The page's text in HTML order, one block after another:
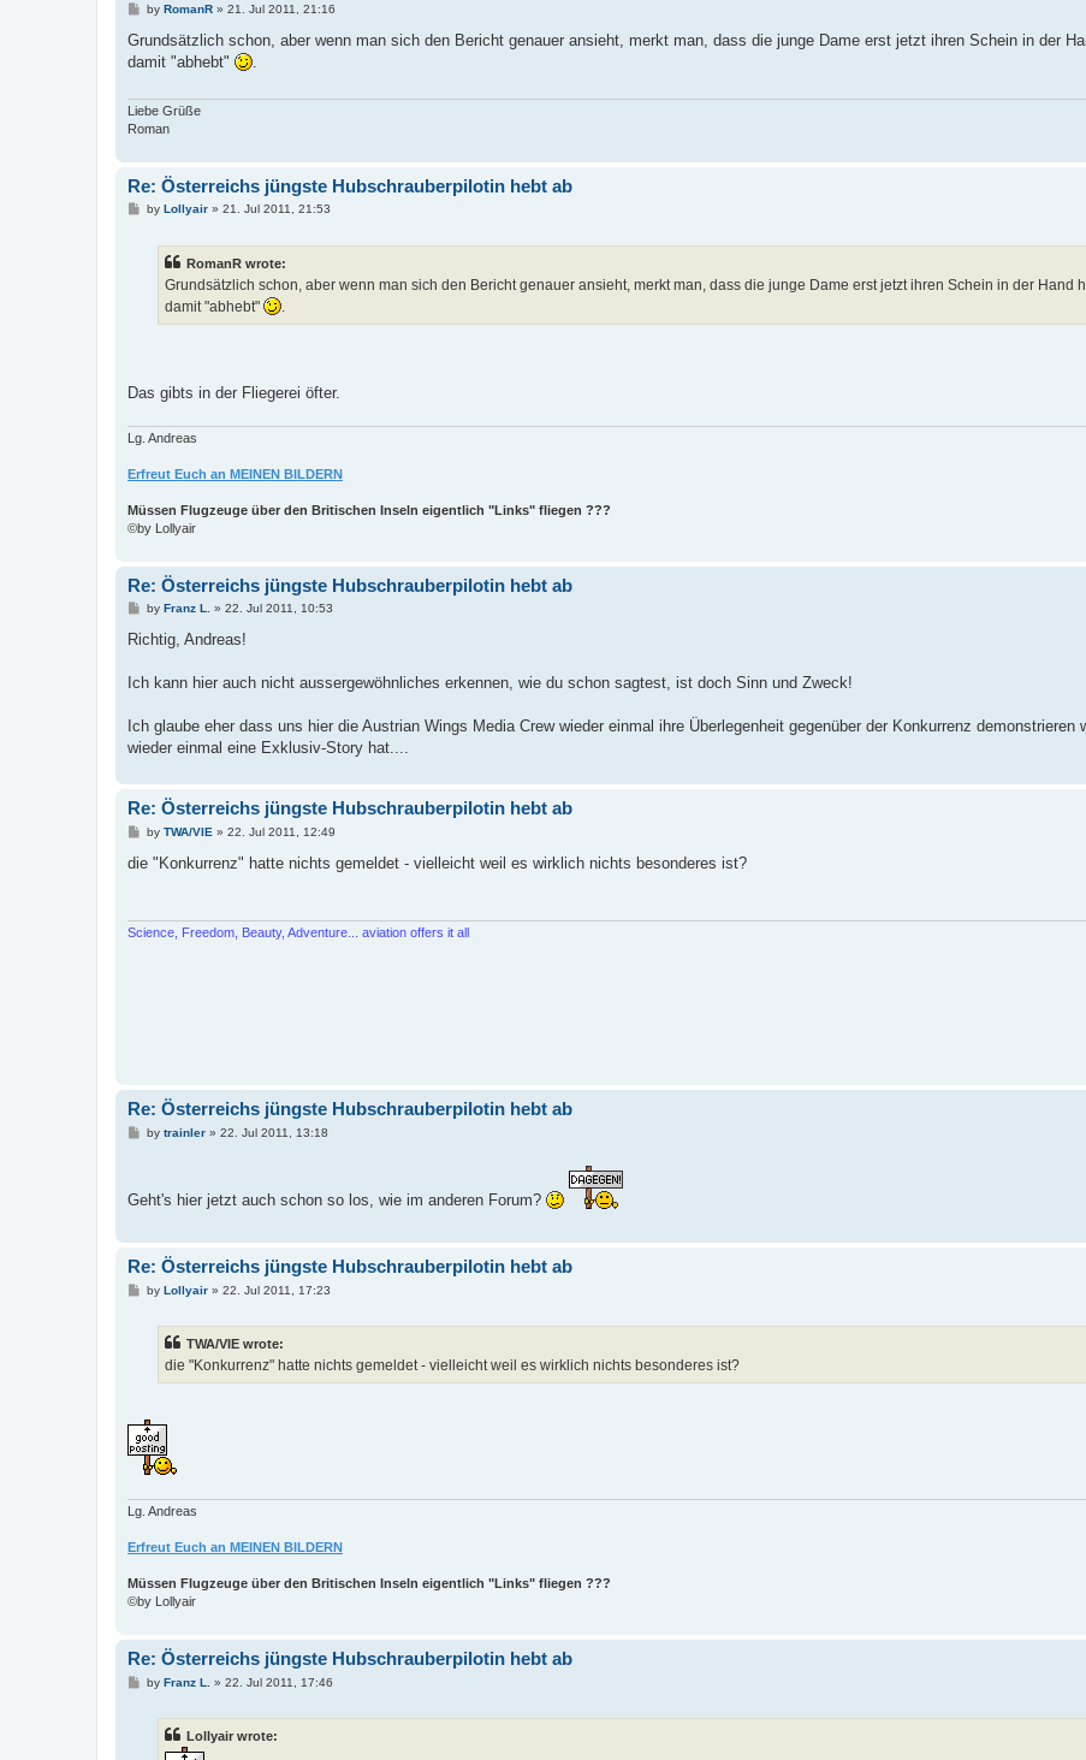
P
s
by RomanR» 21. Jul 2011, 21:16
Grundsätzlich schon, aber wenn man sich den Bericht genauer ansieht, merkt man, dass die junge Dame erst jetzt ihren Schein in der
damit "abhebt"
.
Liebe Grüße
Roman
Re: Österreichs jüngste Hubschrauberpilotin hebt ab
Pby Lollyair» 21. Jul 2011, 21:53
RomanR wrote:
Grundsätzlich schon, aber wenn man sich den Bericht genauer ansieht, merkt man, dass die junge Dame erst jetzt ihren Schein in der Hand
damit "abhebt"
Das gibts in der Fliegerei öfter.
Lg. Andreas
Erfreut Euch an MEINEN BILDERN
Müssen Flugzeuge über den Britischen Inseln eigentlich "Links" fliegen ???
©by Lollyair
Re: Österreichs jüngste Hubschrauberpilotin hebt ab
P
s
by Franz L. » 22. Jul 2011, 10:53
Richtig, Andreas!
Ich kann hier auch nicht aussergewöhnliches erkennen, wie du schon sagtest, ist doch Sinn und Zweck!
Ich glaube eher dass uns hier die Austrian Wings Media Crew wieder einmal ihre Überlegenheit gegenüber der Konkurrenz demonstrieren
wieder einmal eine Exklusiv-Story hat....
Re: Österreichs jüngste Hubschrauberpilotin hebt ab
P
s
by TWA/VIE » 22. Jul 2011, 12:49
die "Konkurrenz" hatte nichts gemeldet - vielleicht weil es wirklich nichts besonderes ist?
Science, Freedom, Beauty, Adventure... aviation offers it all
Re: Österreichs jüngste Hubschrauberpilotin hebt ab
Pby trainler» 22. Jul 2011, 13:18
Geht's hier jetzt auch schon so los, wie im anderen Forum?
Re: Österreichs jüngste Hubschrauberpilotin hebt ab
Pby Lollyair» 22. Jul 2011, 17:23
TWA/VIE wrote:
die "Konkurrenz" hatte nichts gemeldet - vielleicht weil es wirklich nichts besonderes ist?
Lg. Andreas
Erfreut Euch an MEINEN BILDERN
Müssen Flugzeuge über den Britischen Inseln eigentlich "Links" fliegen ???
©by Lollyair
Re: Österreichs jüngste Hubschrauberpilotin hebt ab
Pby Franz L. » 22. Jul 2011, 17:46
Lollyair wrote: